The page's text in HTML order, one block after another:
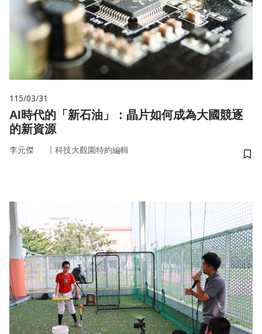
115/03/31
AI時代的「新石油」：晶片如何成為大國競逐
的新資源
李元傑 ｜ 科技大觀園特約編輯
儲